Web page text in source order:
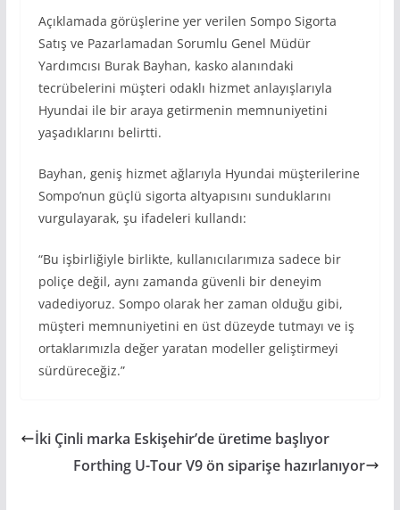
Açıklamada görüşlerine yer verilen Sompo Sigorta
Satış ve Pazarlamadan Sorumlu Genel Müdür
Yardımcısı Burak Bayhan, kasko alanındaki
tecrübelerini müşteri odaklı hizmet anlayışlarıyla
Hyundai ile bir araya getirmenin memnuniyetini
yaşadıklarını belirtti.
Bayhan, geniş hizmet ağlarıyla Hyundai müşterilerine
Sompo’nun güçlü sigorta altyapısını sunduklarını
vurgulayarak, şu ifadeleri kullandı:
“Bu işbirliğiyle birlikte, kullanıcılarımıza sadece bir
poliçe değil, aynı zamanda güvenli bir deneyim
vadediyoruz. Sompo olarak her zaman olduğu gibi,
müşteri memnuniyetini en üst düzeyde tutmayı ve iş
ortaklarımızla değer yaratan modeller geliştirmeyi
sürdüreceğiz.”
İki Çinli marka Eskişehir’de üretime başlıyor
Forthing U-Tour V9 ön siparişe hazırlanıyor